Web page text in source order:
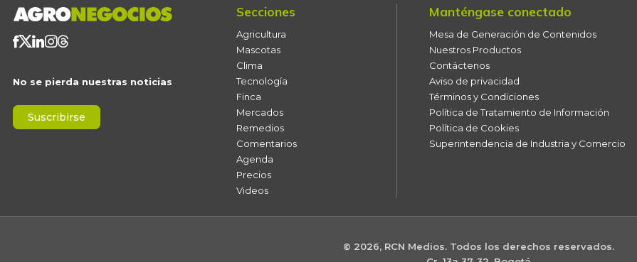
No se pierda nuestras noticias
Suscribirse
Secciones
Agricultura
Mascotas
Clima
Tecnología
Finca
Mercados
Remedios
Comentarios
Agenda
Precios
Videos
Manténgase conectado
Mesa de Generación de Contenidos
Nuestros Productos
Contáctenos
Aviso de privacidad
Términos y Condiciones
Política de Tratamiento de Información
Política de Cookies
Superintendencia de Industria y Comercio
© 2026, RCN Medios. Todos los derechos reservados.